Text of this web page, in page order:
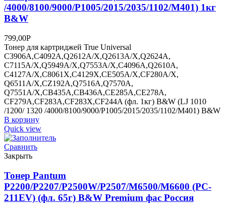
/4000/8100/9000/P1005/2015/2035/1102/M401) 1кг
B&W
799,00Р
Тонер для картриджей True Universal
C3906A,C4092A,Q2612A/X,Q2613A/X,Q2624A,
C7115A/X,Q5949A/X,Q7553A/X,C4096A,Q2610A,
C4127A/X,C8061X,C4129X,CE505A/X,CF280A/X,
Q6511A/X,CZ192A,Q7516A,Q7570A,
Q7551A/X,CB435A,CB436A,CE285A,CE278A,
CF279A,CF283A,CF283X,CF244A (фл. 1кг) B&W (LJ 1010
/1200/ 1320 /4000/8100/9000/P1005/2015/2035/1102/M401) B&W
В корзину
Quick view
Сравнить
Закрыть
Тонер Pantum
P2200/P2207/P2500W/P2507/M6500/M6600 (PC-
211EV) (фл. 65г) B&W Premium фас Россия